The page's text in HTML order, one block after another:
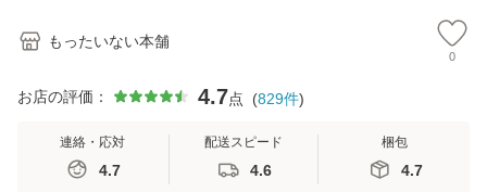
もったいない本舗
0
お店の評価： 4.7点 (829件)
連絡・応対
4.7
配送スピード
4.6
梱包
4.7